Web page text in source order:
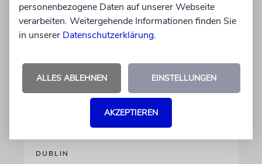
DUBLIN
personenbezogene Daten auf unserer Webseite
verarbeiten. Weitergehende Informationen finden Sie
in unserer Datenschutzerklärung.
ALLES ABLEHNEN EINSTELLUNGEN
AKZEPTIEREN